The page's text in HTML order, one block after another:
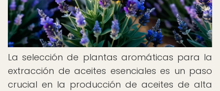
La selección de plantas aromáticas para la
extracción de aceites esenciales es un paso
crucial en la producción de aceites de alta